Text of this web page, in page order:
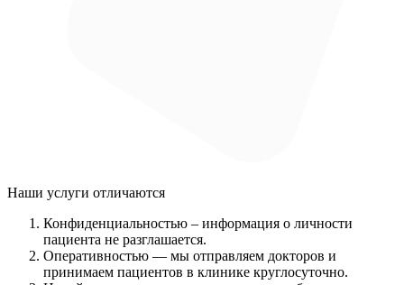
Наши услуги отличаются
Конфиденциальностью – информация о личности
пациента не разглашается.
Оперативностью — мы отправляем докторов и
принимаем пациентов в клинике круглосуточно.